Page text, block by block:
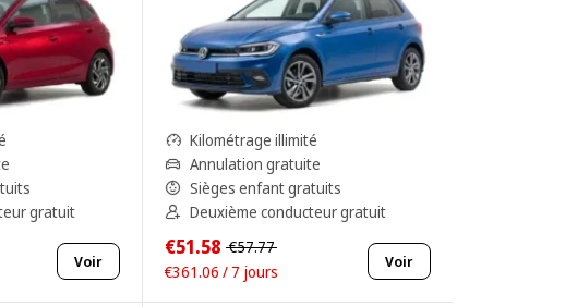
gratuit
Voir
Kilométrage illimité
Annulation gratuite
Sièges enfant gratuits
Deuxième conducteur gratuit
€51.58 €57.77
€361.06 / 7 jours
Voir